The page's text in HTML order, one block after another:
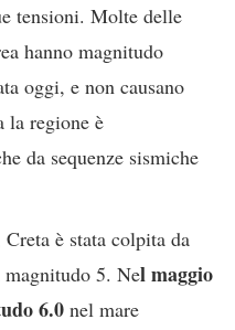
tensioni. Molte delle
hanno magnitudo
oggi, e non causano
la regione è
da sequenze sismiche
è stata colpita da
5. Nel maggio
6.0 nel mare